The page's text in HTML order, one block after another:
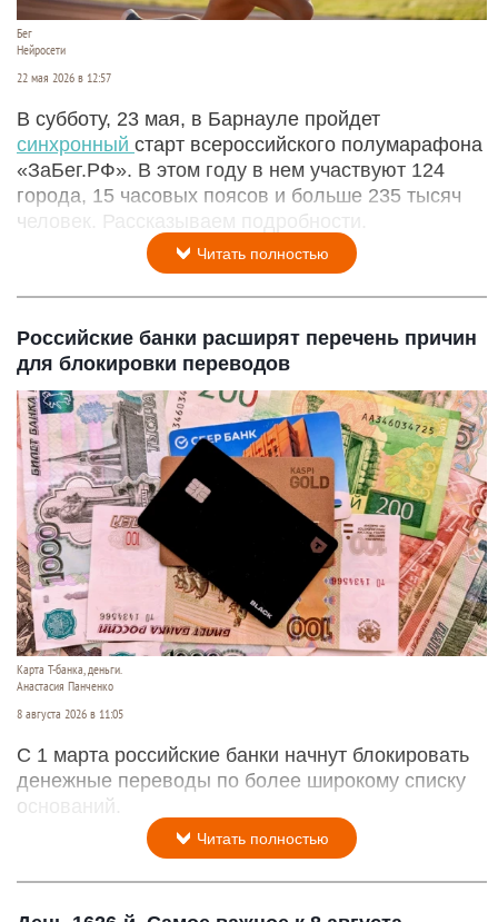
Бег
Нейросети
22 мая 2026 в 12:57
В субботу, 23 мая, в Барнауле пройдет
синхронный старт всероссийского полумарафона
«ЗаБег.РФ». В этом году в нем участвуют 124
города, 15 часовых поясов и больше 235 тысяч
человек. Рассказываем подробности.
Читать полностью
Российские банки расширят перечень причин
для блокировки переводов
Карта Т-банка, деньги.
Анастасия Панченко
8 августа 2026 в 11:05
С 1 марта российские банки начнут блокировать
денежные переводы по более широкому списку
оснований.
Читать полностью